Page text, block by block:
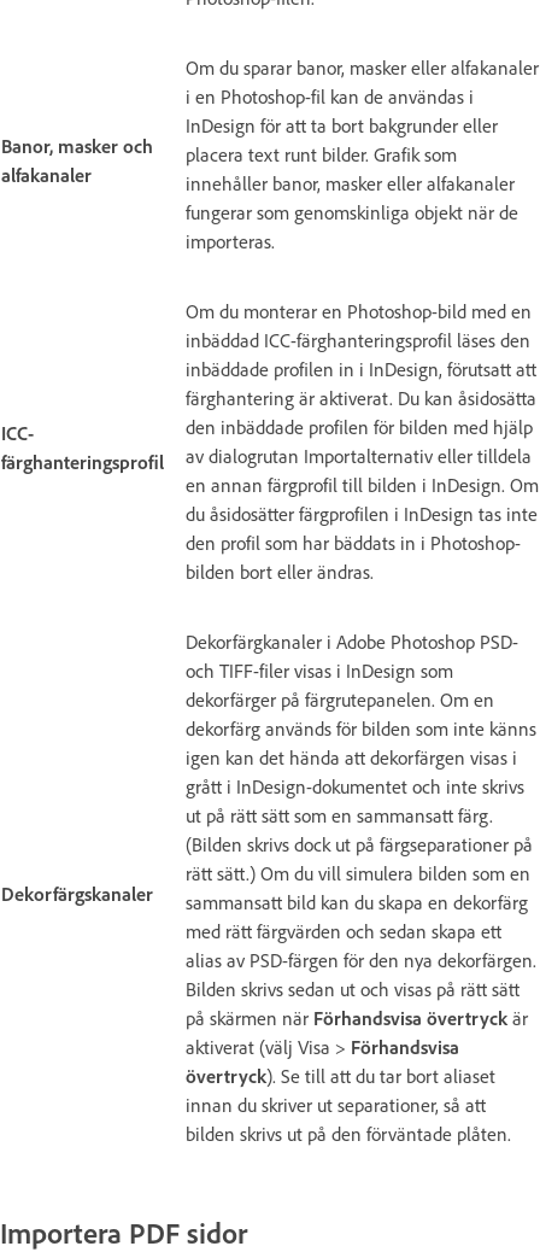
Banor, masker och
alfakanaler
Om du sparar banor, masker eller alfakanaler
i en Photoshop-fil kan de användas i
InDesign för att ta bort bakgrunder eller
placera text runt bilder. Grafik som
innehåller banor, masker eller alfakanaler
fungerar som genomskinliga objekt när de
importeras.
ICC-
färghanteringsprofil
Om du monterar en Photoshop-bild med en
inbäddad ICC-färghanteringsprofil läses den
inbäddade profilen in i InDesign, förutsatt att
färghantering är aktiverat. Du kan åsidosätta
den inbäddade profilen för bilden med hjälp
av dialogrutan Importalternativ eller tilldela
en annan färgprofil till bilden i InDesign. Om
du åsidosätter färgprofilen i InDesign tas inte
den profil som har bäddats in i Photoshop-
bilden bort eller ändras.
Dekorfärgskanaler
Dekorfärgkanaler i Adobe Photoshop PSD-
och TIFF-filer visas i InDesign som
dekorfärger på färgrutepanelen. Om en
dekorfärg används för bilden som inte känns
igen kan det hända att dekorfärgen visas i
grått i InDesign-dokumentet och inte skrivs
ut på rätt sätt som en sammansatt färg.
(Bilden skrivs dock ut på färgseparationer på
rätt sätt.) Om du vill simulera bilden som en
sammansatt bild kan du skapa en dekorfärg
med rätt färgvärden och sedan skapa ett
alias av PSD-färgen för den nya dekorfärgen.
Bilden skrivs sedan ut och visas på rätt sätt
på skärmen när Förhandsvisa övertryck är
aktiverat (välj Visa > Förhandsvisa
övertryck). Se till att du tar bort aliaset
innan du skriver ut separationer, så att
bilden skrivs ut på den förväntade plåten.
Importera PDF sidor